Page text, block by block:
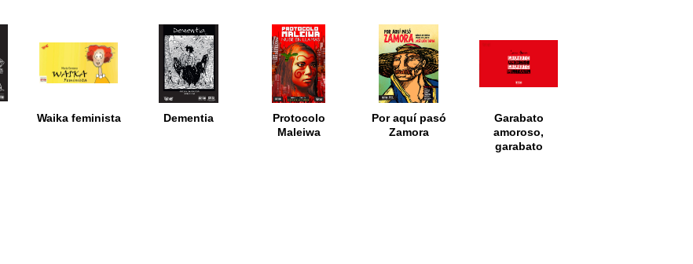
Waika feminista Dementia
Protocolo
Maleiwa
Por aquí pasó
Zamora
Garabato
amoroso,
garabato